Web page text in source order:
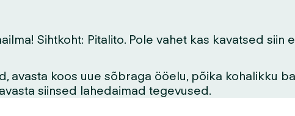
Sihtkoht: Pitalito. Pole vahet kas kavatsed
avasta koos uue sõbraga ööelu, põika kohalikku
siinsed lahedaimad tegevused.